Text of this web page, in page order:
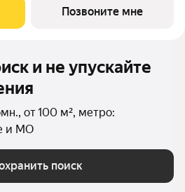
фасад особняка XIX века. Всего
Позвоните мне
и не упускайте
от 100 м², метро:
и МО
поиск